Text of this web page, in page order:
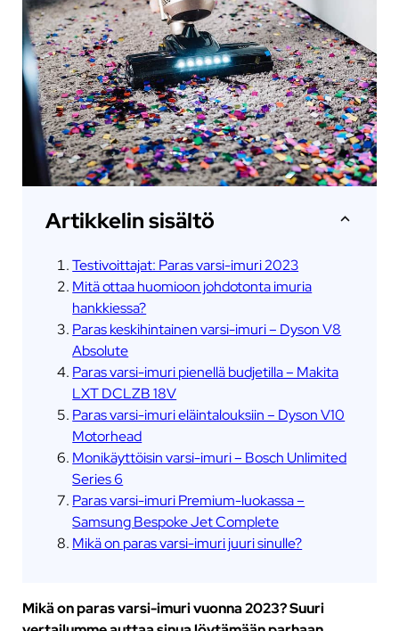
Artikkelin sisältö
Testivoittajat: Paras varsi-imuri 2023
Mitä ottaa huomioon johdotonta imuria
hankkiessa?
Paras keskihintainen varsi-imuri – Dyson V8
Absolute
Paras varsi-imuri pienellä budjetilla – Makita
LXT DCLZB 18V
Paras varsi-imuri eläintalouksiin – Dyson V10
Motorhead
Monikäyttöisin varsi-imuri – Bosch Unlimited
Series 6
Paras varsi-imuri Premium-luokassa –
Samsung Bespoke Jet Complete
Mikä on paras varsi-imuri juuri sinulle?
Mikä on paras varsi-imuri vuonna 2023? Suuri